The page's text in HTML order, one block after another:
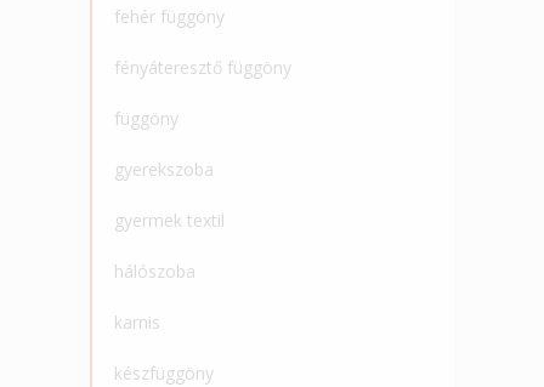
fehér függöny
fényáteresztő függöny
függöny
gyerekszoba
gyermek textil
hálószoba
karnis
készfüggöny